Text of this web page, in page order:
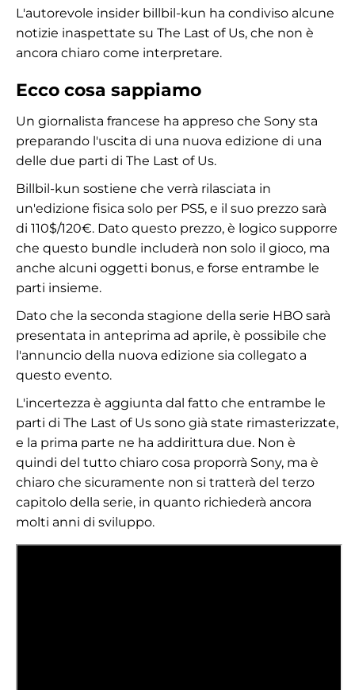
L'autorevole insider billbil-kun ha condiviso alcune
notizie inaspettate su The Last of Us, che non è
ancora chiaro come interpretare.
Ecco cosa sappiamo
Un giornalista francese ha appreso che Sony sta
preparando l'uscita di una nuova edizione di una
delle due parti di The Last of Us.
Billbil-kun sostiene che verrà rilasciata in
un'edizione fisica solo per PS5, e il suo prezzo sarà
di 110$/120€. Dato questo prezzo, è logico supporre
che questo bundle includerà non solo il gioco, ma
anche alcuni oggetti bonus, e forse entrambe le
parti insieme.
Dato che la seconda stagione della serie HBO sarà
presentata in anteprima ad aprile, è possibile che
l'annuncio della nuova edizione sia collegato a
questo evento.
L'incertezza è aggiunta dal fatto che entrambe le
parti di The Last of Us sono già state rimasterizzate,
e la prima parte ne ha addirittura due. Non è
quindi del tutto chiaro cosa proporrà Sony, ma è
chiaro che sicuramente non si tratterà del terzo
capitolo della serie, in quanto richiederà ancora
molti anni di sviluppo.